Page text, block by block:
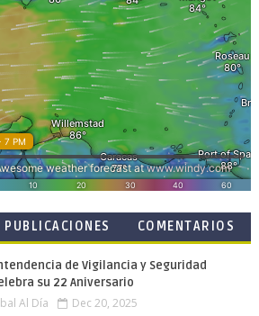
PUBLICACIONES
COMENTARIOS
de Vigilancia y Seguridad
su 22 Aniversario
Al Día Dec 20, 2025